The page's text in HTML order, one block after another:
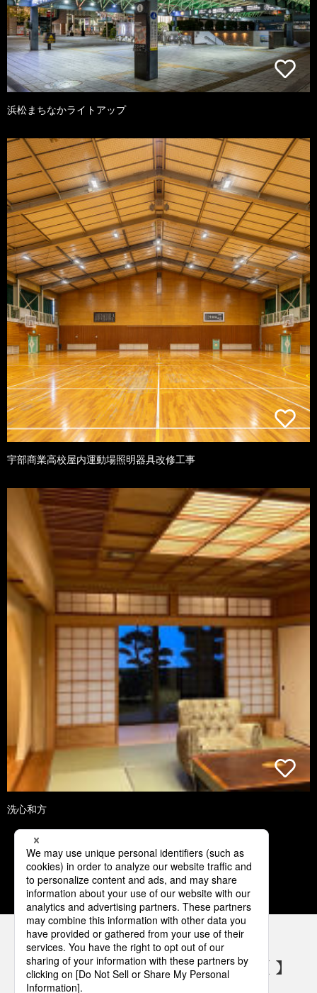
浜松まちなかライトアップ
宇部商業高校屋内運動場照明器具改修工事
洗心和方
1 2 3 4 5
パナソニックの電気設備 SNSアカウント